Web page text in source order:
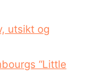
utsikt og
“Little